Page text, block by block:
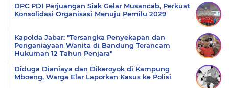
DPC PDI Perjuangan Siak Gelar Musancab, Perkuat
Konsolidasi Organisasi Menuju Pemilu 2029
Kapolda Jabar: "Tersangka Penyekapan dan
Penganiayaan Wanita di Bandung Terancam
Hukuman 12 Tahun Penjara"
Diduga Dianiaya dan Dikeroyok di Kampung
Mboeng, Warga Elar Laporkan Kasus ke Polisi